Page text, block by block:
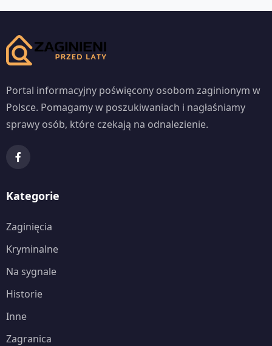
Portal informacyjny poświęcony osobom zaginionym w
Polsce. Pomagamy w poszukiwaniach i nagłaśniamy
sprawy osób, które czekają na odnalezienie.
Kategorie
Zaginięcia
Kryminalne
Na sygnale
Historie
Inne
Zagranica